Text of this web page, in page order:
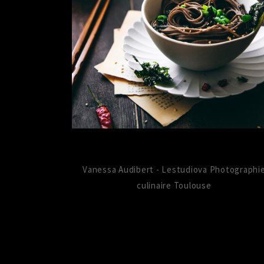
Vanessa Audibert - Lestudiova
culinaire Toulouse